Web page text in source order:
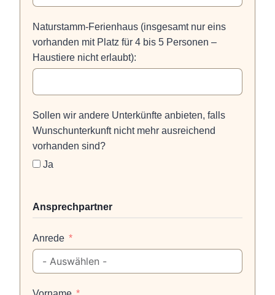
Naturstamm-Ferienhaus (insgesamt nur eins
vorhanden mit Platz für 4 bis 5 Personen –
Haustiere nicht erlaubt):
Sollen wir andere Unterkünfte anbieten, falls
Wunschunterkunft nicht mehr ausreichend
vorhanden sind?
Ja
Ansprechpartner
Anrede